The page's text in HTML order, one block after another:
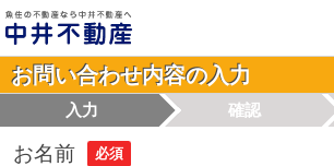
お問い合わせ内容の入力
入力 確認
お名前 必須